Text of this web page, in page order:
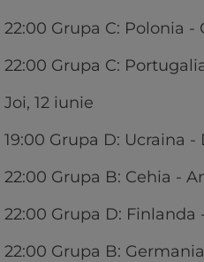
22:00 Grupa C: Polonia -
22:00 Grupa C:
Joi, 12 iunie
19:00 Grupa D: Ucraina -
22:00 Grupa B: Cehia -
22:00 Grupa D: Finlanda
22:00 Grupa B: